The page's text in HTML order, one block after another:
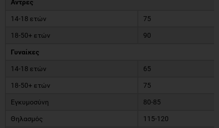
Άντρες
14-18 ετών 75
18-50+ ετών 90
Γυναίκες
14-18 ετών 65
18-50+ ετών 75
Εγκυμοσύνη 80-85
Θηλασμός 115-120